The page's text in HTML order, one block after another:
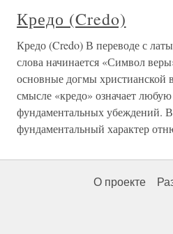
Кредо (Credo)
Кредо (Credo) В переводе с
слова начинается «Символ
основные догмы христианской
смысле «кредо» означает
фундаментальных убеждений.
фундаментальный характер
О проекте